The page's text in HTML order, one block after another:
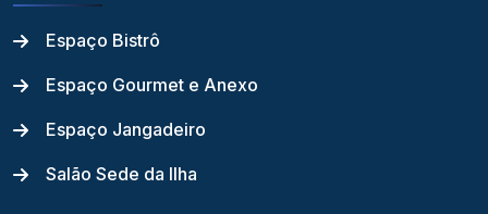
Espaço Bistrô
Espaço Gourmet e Anexo
Espaço Jangadeiro
Salão Sede da Ilha